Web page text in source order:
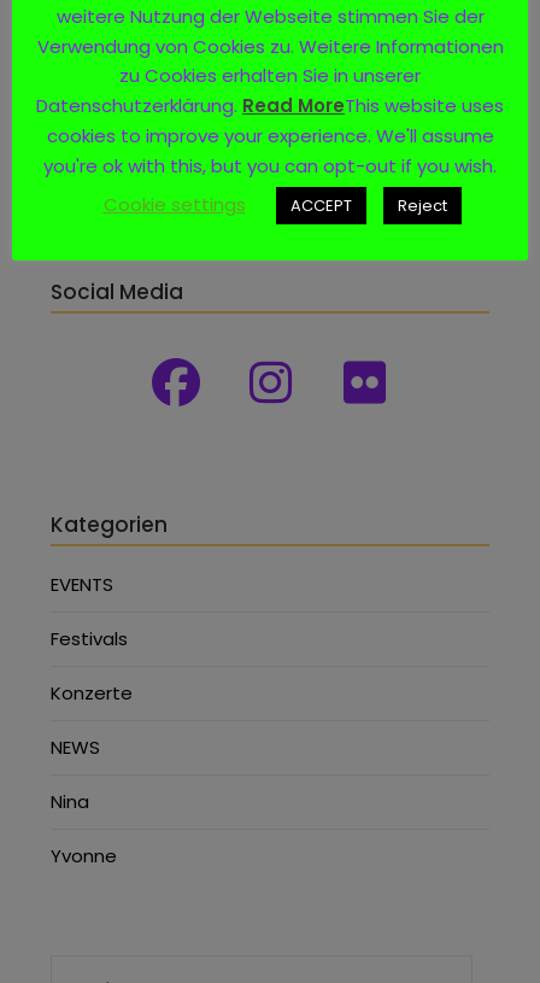
Social Media
Kategorien
EVENTS
Festivals
Konzerte
NEWS
Nina
Yvonne
weitere Nutzung der Webseite stimmen Sie der
Verwendung von Cookies zu. Weitere Informationen
zu Cookies erhalten Sie in unserer
Datenschutzerklärung. Read MoreThis website uses
cookies to improve your experience. We'll assume
you're ok with this, but you can opt-out if you wish.
Cookie settings
ACCEPT Reject